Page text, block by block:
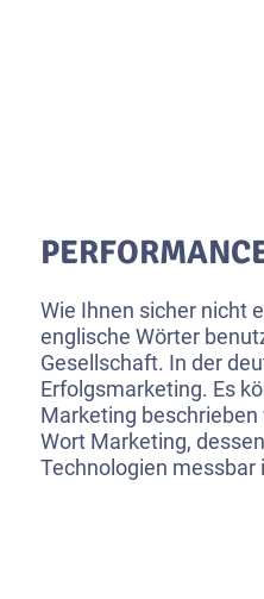
Wie Ihnen sicher nicht
englische Wörter
Gesellschaft. In der
Erfolgsmarketing. Es
Marketing
Wort Marketing,
Technologien messbar